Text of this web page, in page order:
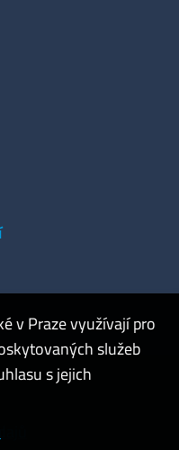
v Praze využívají pro
služeb
s jejich